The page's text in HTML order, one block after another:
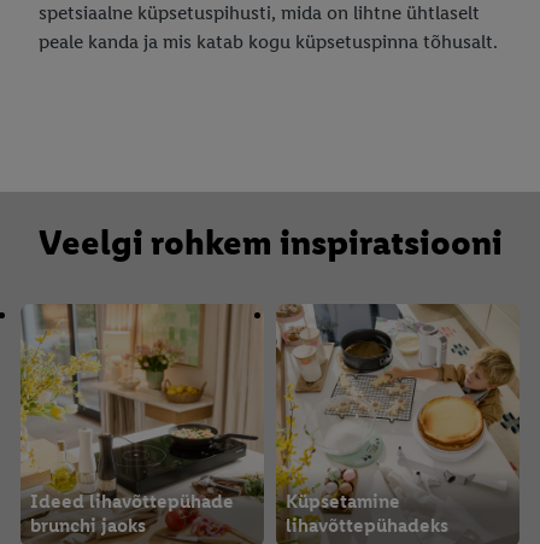
spetsiaalne küpsetuspihusti, mida on lihtne ühtlaselt
peale kanda ja mis katab kogu küpsetuspinna tõhusalt.
Veelgi rohkem inspiratsiooni
Ideed lihavõttepühade
brunchi jaoks
Küpsetamine
lihavõttepühadeks